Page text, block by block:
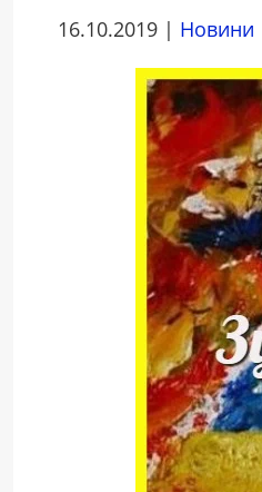
16.10.2019 | Новини